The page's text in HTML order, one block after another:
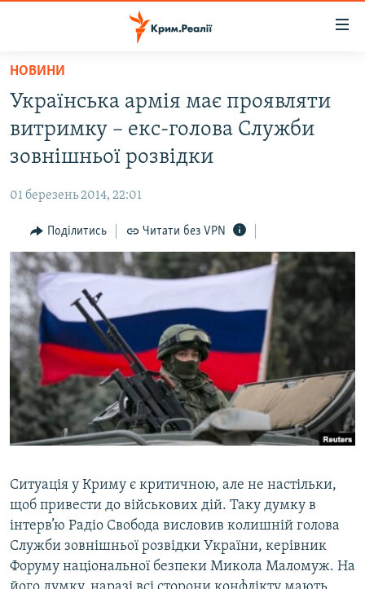
Перейти
основного
матеріалу
Перейти
до
основної
навігації
Перейти
до
пошуку
ВОДА.КРИМ
ВІДЕО ТА ФОТО
БЛОГИ
ПОГЛЯД
ІНТЕРВ'Ю
ВСЕ ЗА ДЕНЬ
СПЕЦПРОЕКТИ
ДЕПОРТАЦІЯ
ВІДЕОУРОКИ «ELIFBE»
СВІДЧЕННЯ ОКУПАЦІЇ
УКРАЇНСЬКА ПРОБЛЕМА КРИМУ
ЯК ОБІЙТИ БЛОКУВАННЯ
Русский
Qırımtatar
Усі сайти RFE/RL
НОВИНИ
Українська армія має проявляти
витримку – екс-голова Служби
зовнішньої розвідки
01 березень 2014, 22:01
Поділитись Читати без VPN
Ситуація у Криму є критичною, але не настільки,
щоб привести до військових дій. Таку думку в
інтерв’ю Радіо Свобода висловив колишній голова
Служби зовнішньої розвідки України, керівник
Форуму національної безпеки Микола Маломуж. На